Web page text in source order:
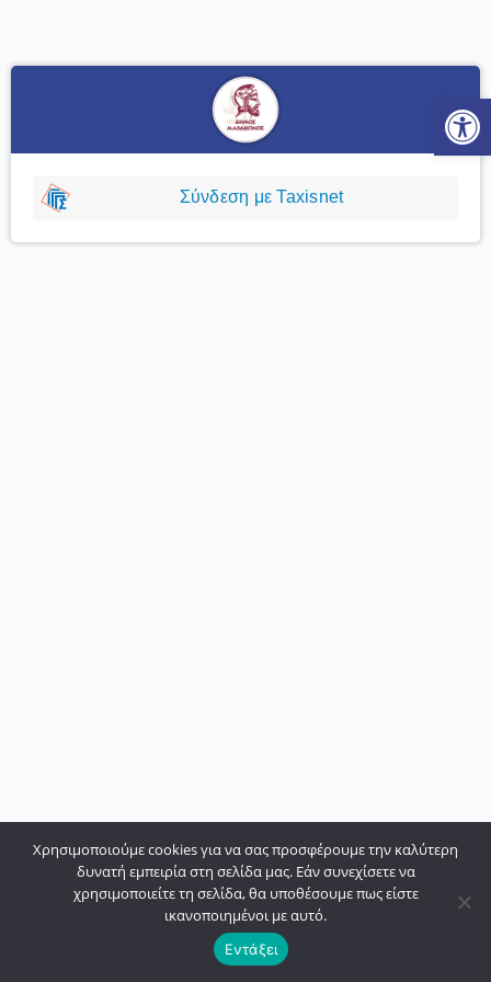
Σύνδεση με Taxisnet
Χρησιμοποιούμε cookies για να σας προσφέρουμε την καλύτερη
δυνατή εμπειρία στη σελίδα μας. Εάν συνεχίσετε να
χρησιμοποιείτε τη σελίδα, θα υποθέσουμε πως είστε
ικανοποιημένοι με αυτό.
Εντάξει